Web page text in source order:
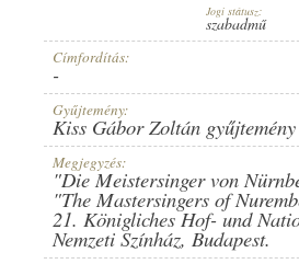
KIADÓ: ODEON RECORD
LEMEZSZÁM: NO. 66312.
Jogi státusz:
szabadmű
Címfordítás:
-
Gyűjtemény:
Kiss Gábor Zoltán gyűjtemény
Megjegyzés:
"Die Meistersinger von
"The Mastersingers of
21. Königliches Hof- und
Nemzeti Színház, Budapest.